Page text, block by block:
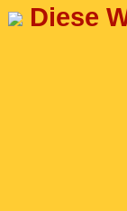
Diese